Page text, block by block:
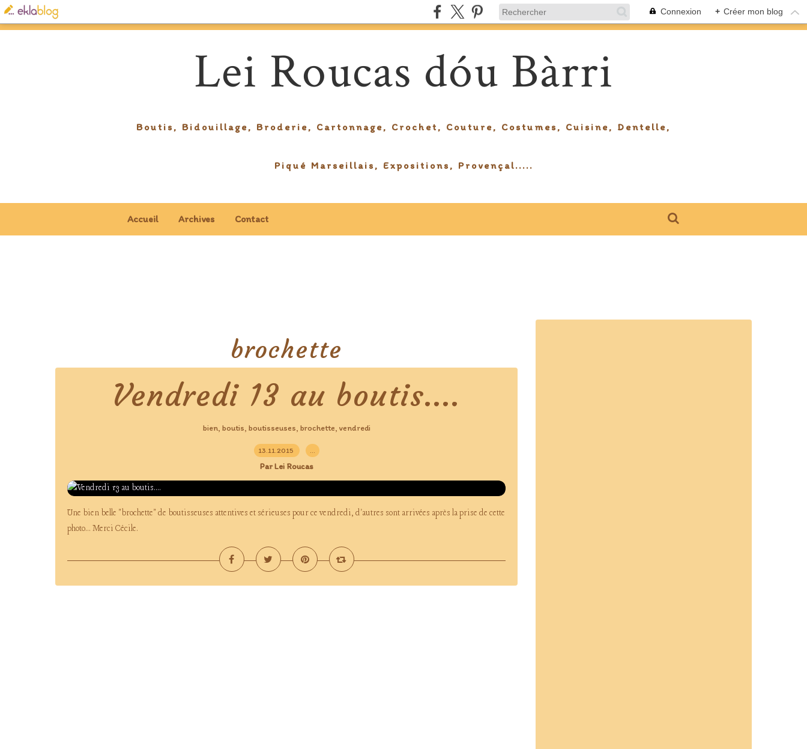
Connexion + Créer mon blog
Lei Roucas dóu Bàrri
Boutis, Bidouillage, Broderie, Cartonnage, Crochet, Couture, Costumes, Cuisine, Dentelle,
Piqué Marseillais, Expositions, Provençal.....
Accueil Archives Contact
brochette
Vendredi 13 au boutis....
bien, boutis, boutisseuses, brochette, vendredi
13.11.2015 …
Par Lei Roucas
Une bien belle "brochette" de boutisseuses attentives et sérieuses pour ce vendredi, d'autres sont arrivées après la prise de cette
photo... Merci Cécile.